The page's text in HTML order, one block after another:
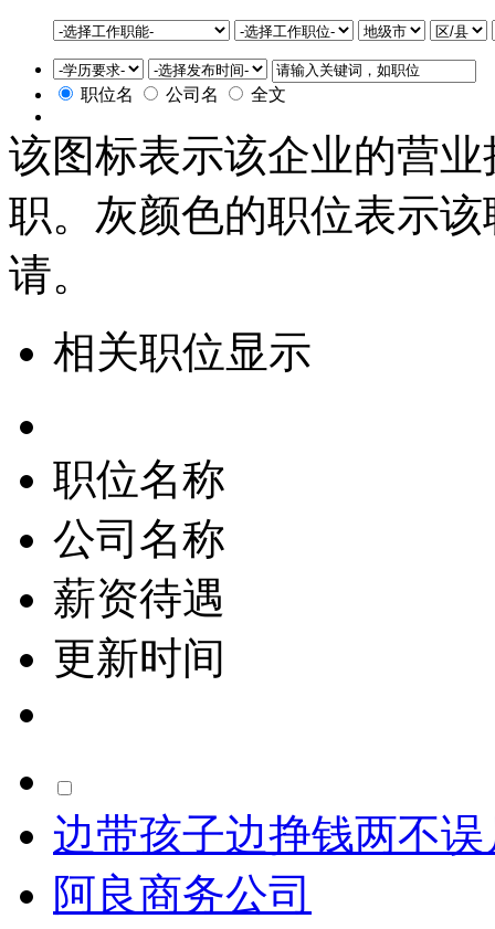
职位名 公司名 全文
该图标表示该企业的营
职。灰颜色的职位表示
请。
相关职位显示
职位名称
公司名称
薪资待遇
更新时间
边带孩子边挣钱两不误
阿良商务公司